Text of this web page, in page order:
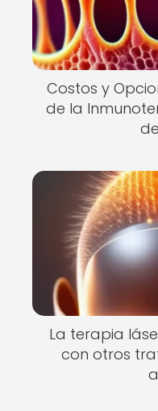
Costos y
de la
La terapia
con otros